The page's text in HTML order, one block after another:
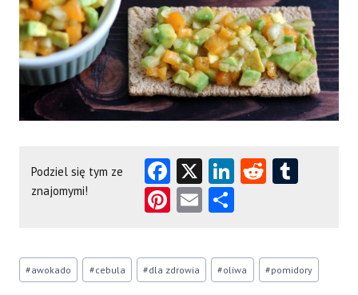
Podziel się tym ze
znajomymi!
Fa
ce
b
o
X Li
nk
e
n
R
t
T
r
Pi
er
es
E
ai
l
S
re
Tagi
wpisu:
#awokado #cebula #dla zdrowia #oliwa #pomidory